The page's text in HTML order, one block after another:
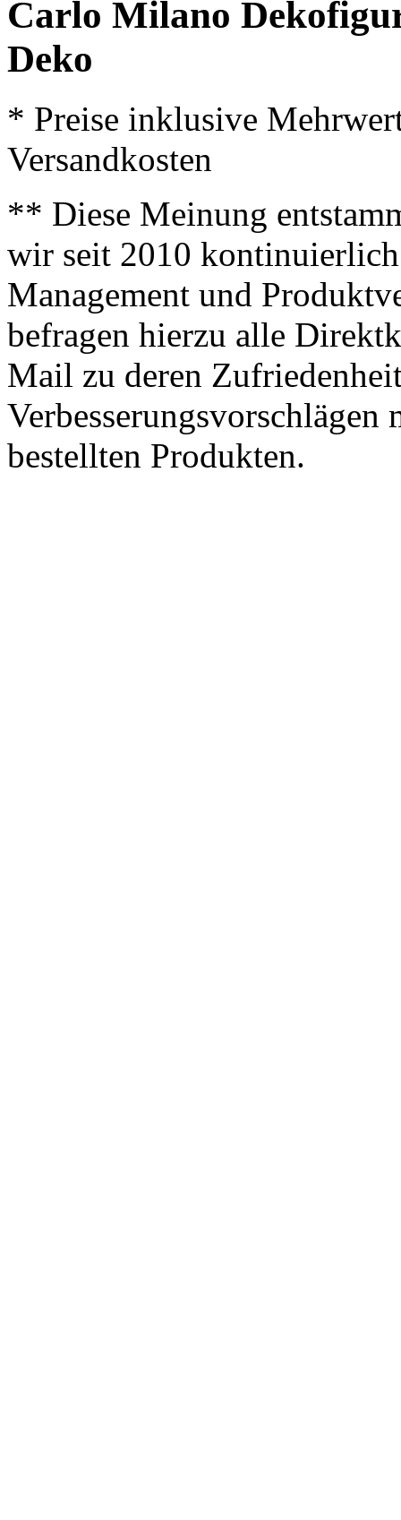
Carlo Milano
Deko
* Preise inklusive
Versandkosten
** Diese Meinung
wir seit 2010
Management und
befragen hierzu alle
Mail zu deren
bestellten Produkten.